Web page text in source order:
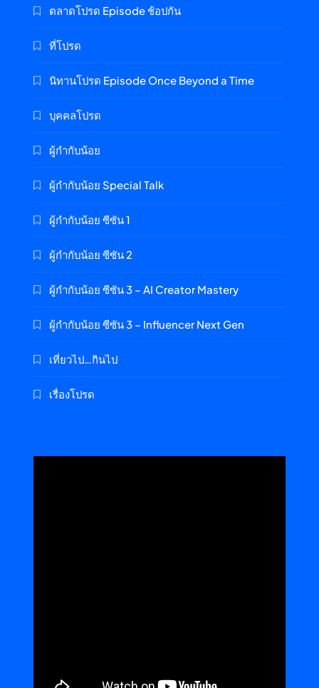
ตลาดโปรด Episode ช้อปกัน
ที่โปรด
นิทานโปรด Episode Once Beyond a Time
บุคคลโปรด
ผู้กำกับน้อย
ผู้กำกับน้อย Special Talk
ผู้กำกับน้อย ซีซัน 1
ผู้กำกับน้อย ซีซัน 2
ผู้กำกับน้อย ซีซัน 3 – AI Creator Mastery
ผู้กำกับน้อย ซีซัน 3 – Influencer Next Gen
เที่ยวไป…กินไป
เรื่องโปรด